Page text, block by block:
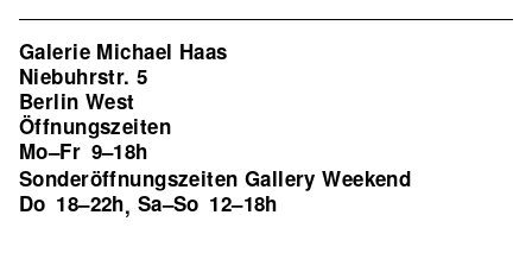
Galerie Michael Haas
Niebuhrstr. 5
Berlin West
Öffnungszeiten
Mo–Fr 9–18h
Sonderöffnungszeiten Gallery Weekend
Do 18–22h, Sa–So 12–18h